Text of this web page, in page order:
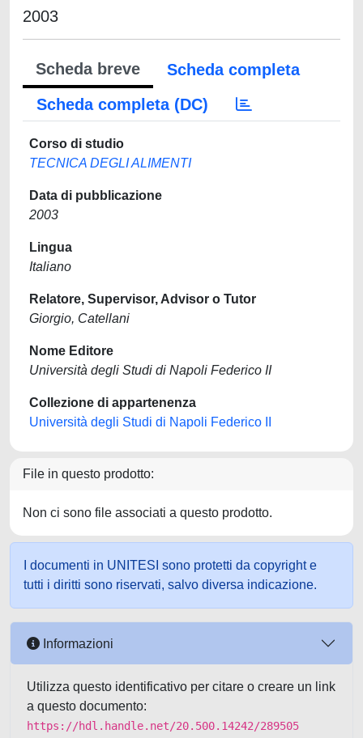
2003
Scheda breve
Scheda completa
Scheda completa (DC)
Corso di studio
TECNICA DEGLI ALIMENTI
Data di pubblicazione
2003
Lingua
Italiano
Relatore, Supervisor, Advisor o Tutor
Giorgio, Catellani
Nome Editore
Università degli Studi di Napoli Federico II
Collezione di appartenenza
Università degli Studi di Napoli Federico II
File in questo prodotto:
Non ci sono file associati a questo prodotto.
I documenti in UNITESI sono protetti da copyright e
tutti i diritti sono riservati, salvo diversa indicazione.
Informazioni
Utilizza questo identificativo per citare o creare un link
a questo documento:
https://hdl.handle.net/20.500.14242/289505